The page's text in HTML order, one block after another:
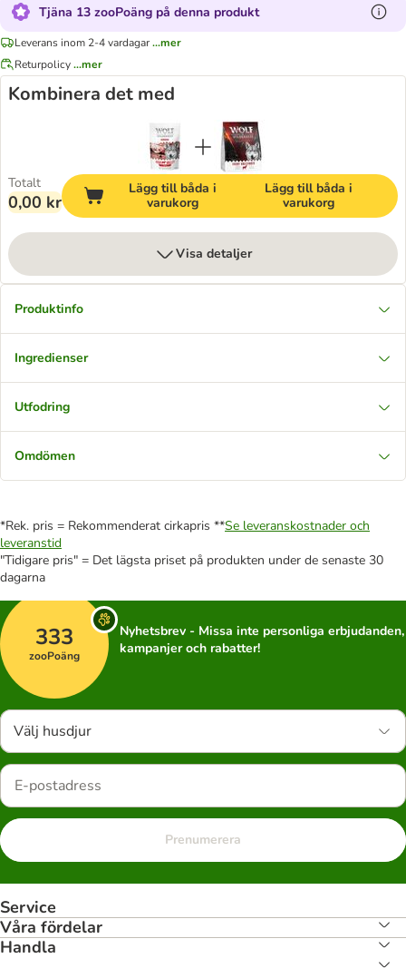
Tjäna 13 zooPoäng på denna produkt
Leverans inom 2-4 vardagar...mer
Returpolicy...mer
Kombinera det med
Totalt
0,00 kr
Lägg till båda i
varukorg
Lägg till båda i
varukorg
Visa detaljer
Produktinfo
Ingredienser
Utfodring
Omdömen
*Rek. pris = Rekommenderat cirkapris **Se leveranskostnader och
leveranstid
"Tidigare pris" = Det lägsta priset på produkten under de senaste 30
dagarna
333
zooPoäng
Nyhetsbrev - Missa inte personliga erbjudanden,
kampanjer och rabatter!
Välj husdjur
Prenumerera
Service
Våra fördelar
Handla